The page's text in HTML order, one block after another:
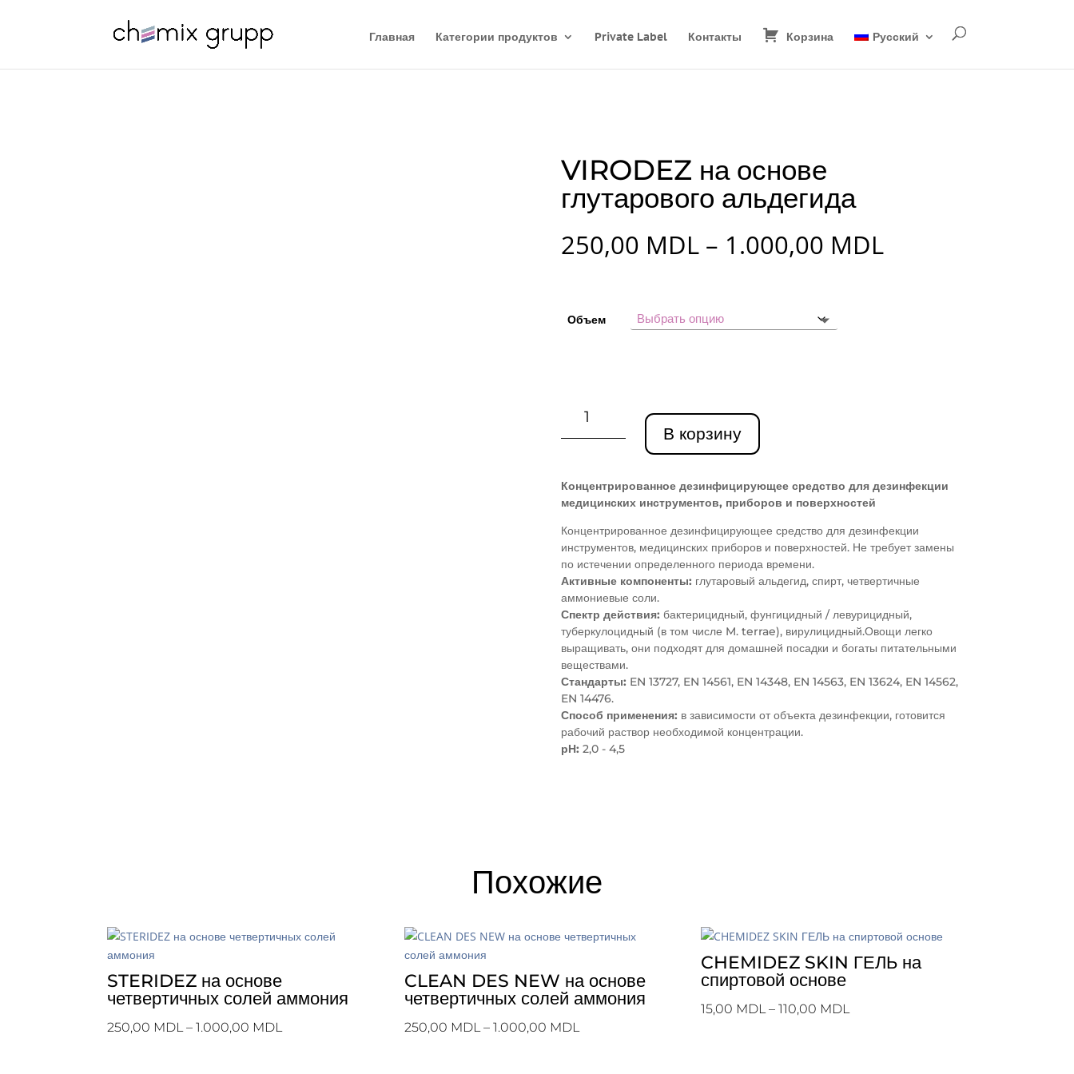
Главная Категории продуктов Private Label Контакты Корзина Русский
VIRODEZ на основе
глутарового альдегида
250,00 MDL – 1.000,00 MDLДиапазон
цен:
Объем
товара
VIRODEZ
глутарового
В корзину
Концентрированное дезинфицирующее средство для дезинфекции
медицинских инструментов, приборов и поверхностей
Концентрированное дезинфицирующее средство для дезинфекции
инструментов, медицинских приборов и поверхностей. Не требует замены
по истечении определенного периода времени.
Активные компоненты: глутаровый альдегид, спирт, четвертичные
аммониевые соли.
Спектр действия: бактерицидный, фунгицидный / левурицидный,
туберкулоцидный (в том числе M. terrae), вирулицидный.Овощи легко
выращивать, они подходят для домашней посадки и богаты питательными
веществами.
Стандарты: EN 13727, EN 14561, EN 14348, EN 14563, EN 13624, EN 14562,
EN 14476.
Способ применения: в зависимости от объекта дезинфекции, готовится
рабочий раствор необходимой концентрации.
рН: 2,0 - 4,5
Похожие
STERIDEZ на основе
четвертичных солей аммония
250,00 MDL – 1.000,00 MDL
CLEAN DES NEW на основе
четвертичных солей аммония
250,00 MDL – 1.000,00 MDL
CHEMIDEZ SKIN ГЕЛЬ на
спиртовой основе
15,00 MDL – 110,00 MDL